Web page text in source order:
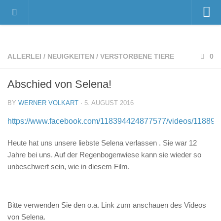
Das Gnadenhof-Team
Der Gnadenhof platzt aus allen Nähten…
News
Danksagungen
Pressestimmen
Unsere Bewohner
Verstorbene Tiere
ALLERLEI / NEUIGKEITEN / VERSTORBENE TIERE 0
Abschied von Selena!
BY WERNER VOLKART · 5. AUGUST 2016
https://www.facebook.com/118394424877577/videos/
Heute hat uns unsere liebste Selena verlassen . Sie war 12
Jahre bei uns. Auf der Regenbogenwiese kann sie wieder so
unbeschwert sein, wie in diesem Film.
Bitte verwenden Sie den o.a. Link zum anschauen des Videos
von Selena.